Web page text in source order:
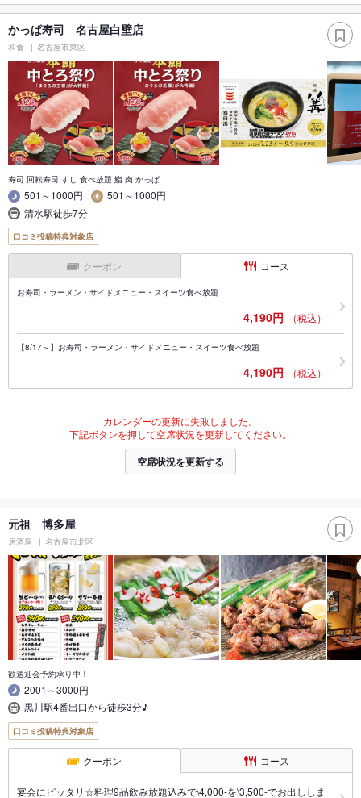
かっぱ寿司 名古屋白壁店
和食 名古屋市東区
寿司 回転寿司 すし 食べ放題 鮨 肉 かっぱ
501～1000円
501～1000円
清水駅徒歩7分
口コミ投稿特典対象店
クーポン コース
お寿司・ラーメン・サイドメニュー・スイーツ食べ放題
4,190円 （税込）
【8/17～】お寿司・ラーメン・サイドメニュー・スイーツ食べ放題
4,190円 （税込）
カレンダーの更新に失敗しました。
下記ボタンを押して空席状況を更新してください。
空席状況を更新する
元祖 博多屋
居酒屋 名古屋市北区
歓送迎会予約承り中！
2001～3000円
黒川駅4番出口から徒歩3分♪
口コミ投稿特典対象店
クーポン コース
宴会にピッタリ☆料理9品飲み放題込みで\4,000-を\3,500-でお出ししま